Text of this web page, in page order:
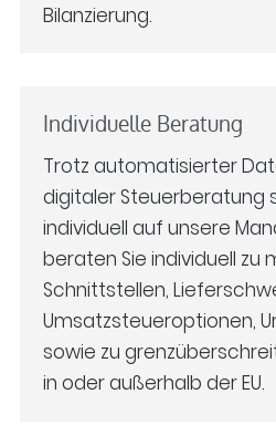
Bilanzierung.
Individuelle Beratung
Trotz automatisierter
digitaler Steuerberatung
individuell auf unsere
beraten Sie individuell zu
Schnittstellen,
Umsatzsteueroptionen,
sowie zu
in oder außerhalb der EU.